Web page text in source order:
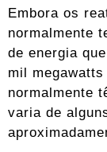
Embora os
normalmente
de energia
mil
normalmente
varia de